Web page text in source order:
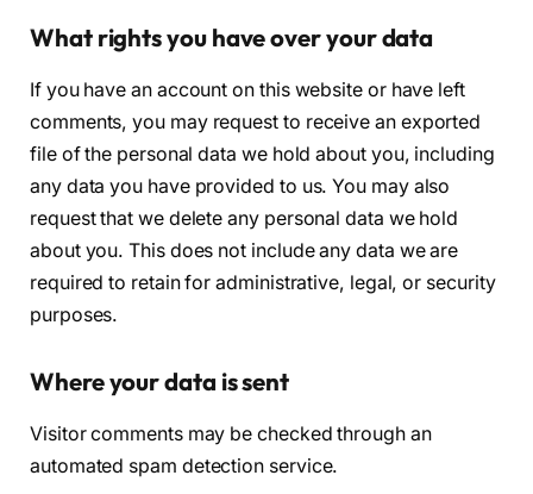
What rights you have over your data
If you have an account on this website or have left
comments, you may request to receive an exported
file of the personal data we hold about you, including
any data you have provided to us. You may also
request that we delete any personal data we hold
about you. This does not include any data we are
required to retain for administrative, legal, or security
purposes.
Where your data is sent
Visitor comments may be checked through an
automated spam detection service.